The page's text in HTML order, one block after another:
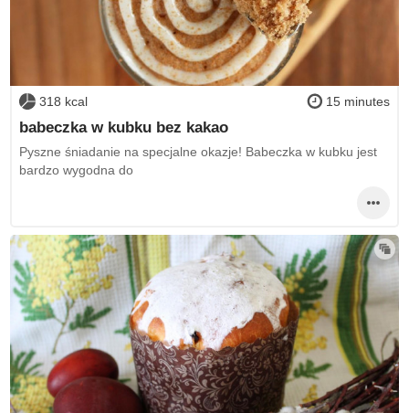
318 kcal 15 minutes
babeczka w kubku bez kakao
Pyszne śniadanie na specjalne okazje! Babeczka w kubku jest
bardzo wygodna do